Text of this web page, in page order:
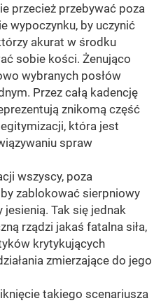
przecież przebywać poza
wypoczynku, by uczynić
akurat w środku
sobie kości. Żenująco
wybranych posłów
Przez całą kadencję
znikomą część
która jest
spraw
wszyscy, poza
zablokować sierpniowy
Tak się jednak
rządzi jakaś fatalna siła,
krytykujących
zmierzające do jego
takiego scenariusza